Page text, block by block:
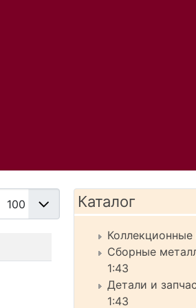
Каталог
Сборные
1:43
Детали и
1:43